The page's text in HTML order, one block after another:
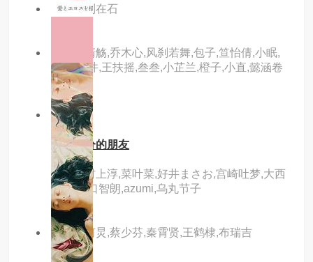
主演：刘在石
主演：清觞,乔木心,风刹若舞,包子,笪怡倩,小眠,
木城,井井,王扶摇,叁叁,小芷兰,橙子,小直,懿涵卷
卷
8.0分 hd
黄昏时分的朋友
主演：村上淳,菜叶菜,好井まさお,宫崎吐梦,大西
信满,田口智朗,azumi,乌丸节子
主演：何炅,蔡少芬,秦霄贤,王鹤棣,布瑞吉